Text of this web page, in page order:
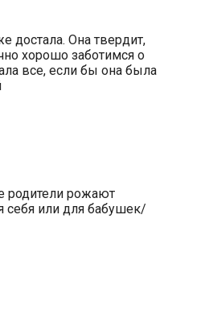
достала. Она твердит,
хорошо заботимся о
все, если бы она была
родители рожают
себя или для бабушек/